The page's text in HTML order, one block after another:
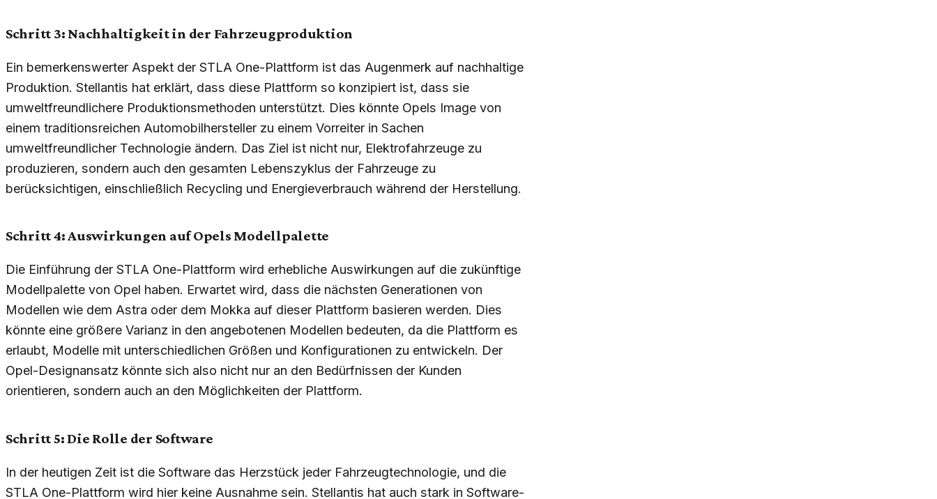
Schritt 3: Nachhaltigkeit in der Fahrzeugproduktion
Ein bemerkenswerter Aspekt der STLA One-Plattform ist das Augenmerk auf nachhaltige
Produktion. Stellantis hat erklärt, dass diese Plattform so konzipiert ist, dass sie
umweltfreundlichere Produktionsmethoden unterstützt. Dies könnte Opels Image von
einem traditionsreichen Automobilhersteller zu einem Vorreiter in Sachen
umweltfreundlicher Technologie ändern. Das Ziel ist nicht nur, Elektrofahrzeuge zu
produzieren, sondern auch den gesamten Lebenszyklus der Fahrzeuge zu
berücksichtigen, einschließlich Recycling und Energieverbrauch während der Herstellung.
Schritt 4: Auswirkungen auf Opels Modellpalette
Die Einführung der STLA One-Plattform wird erhebliche Auswirkungen auf die zukünftige
Modellpalette von Opel haben. Erwartet wird, dass die nächsten Generationen von
Modellen wie dem Astra oder dem Mokka auf dieser Plattform basieren werden. Dies
könnte eine größere Varianz in den angebotenen Modellen bedeuten, da die Plattform es
erlaubt, Modelle mit unterschiedlichen Größen und Konfigurationen zu entwickeln. Der
Opel-Designansatz könnte sich also nicht nur an den Bedürfnissen der Kunden
orientieren, sondern auch an den Möglichkeiten der Plattform.
Schritt 5: Die Rolle der Software
In der heutigen Zeit ist die Software das Herzstück jeder Fahrzeugtechnologie, und die
STLA One-Plattform wird hier keine Ausnahme sein. Stellantis hat auch stark in Software-